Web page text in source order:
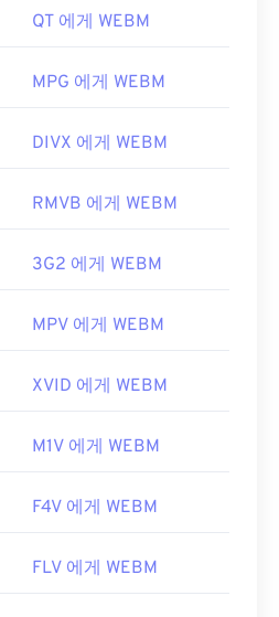
wiki/VOB
WebM코덱이내장되어 있
Inc
.
dlpage/webmmf/
QT 에게 WEBM
MPG 에게 WEBM
DIVX 에게 WEBM
RMVB 에게 WEBM
3G2 에게 WEBM
MPV 에게 WEBM
XVID 에게 WEBM
M1V 에게 WEBM
F4V 에게 WEBM
FLV 에게 WEBM